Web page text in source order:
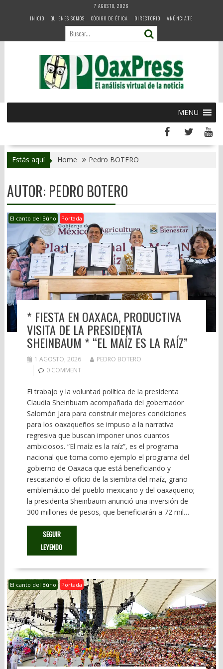
7 AGOSTO, 2026
INICIO
QUIENES SOMOS CÓDIGO DE ÉTICA DIRECTORIO ANÚNCIATE
MENU
Estás aquí Home Pedro BOTERO
AUTOR: PEDRO BOTERO
El canto del Búho Portada
* FIESTA EN OAXACA, PRODUCTIVA
VISITA DE LA PRESIDENTA
SHEINBAUM * “EL MAÍZ ES LA RAÍZ”
1 AGOSTO, 2026
PEDRO BOTERO
0 COMMENT
El trabajo y la voluntad política de la presidenta
Claudia Sheinbuam acompañada del gobernador
Salomón Jara para construir mejores condiciones
para los oaxaqueños se impuso a la narrativa
regresiva que buscan imponer unos cuantos
ambiciosos. “El maíz es la raíz”, es el programa
nacional que toma como ejemplo el programa del
gobierno de Oaxaca que está beneficiando y
rescatando el oficio de la siembra del maíz, grano
emblemático del pueblo mexicano y del oaxaqueño;
la presidenta Sheinbaum anunció una inversión de
300 millones de pesos, que beneficiarán a 72 mil…
SEGUIR
LEYENDO
El canto del Búho Portada